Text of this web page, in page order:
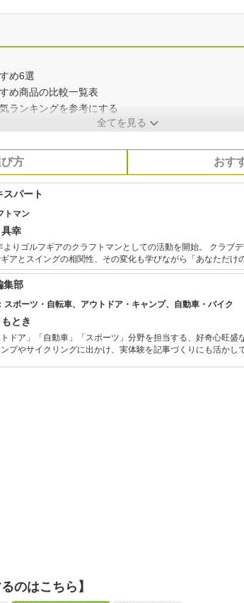
め6選
め商品の比較一覧表
ランキングを参考にする
全てを見る
方 おす
スパート
トマン
幸
ゴルフギアのクラフトマンとしての活動を開始。 クラブデザイナー、ツアープロコーチの
ギアとスイングの相関性、その変化も学びながら「あなただけ
ングに日々奔走している。 さらに、ファルコンまつばら氏主宰のJCMO（日本クラ
ッチング機構）において「3番アイアンがPWのように打ちや
集部
スポーツ・自転車、アウトドア・キャンプ、自動車・バイク
とき
トドア」「自動車」「スポーツ」分野を担当する、好奇心旺盛
ンプやサイクリングに出かけ、実体験を記事づくりにも活かし
のはこちら】